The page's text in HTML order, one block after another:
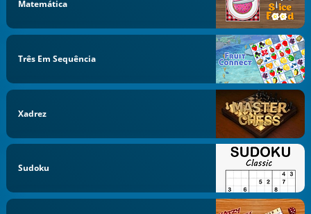
Matemática
Três Em Sequência
Xadrez
Sudoku